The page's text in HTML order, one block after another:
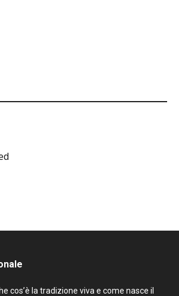
cos’è la tradizione viva e come nasce il